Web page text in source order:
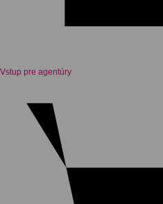
Vstup pre agentúry